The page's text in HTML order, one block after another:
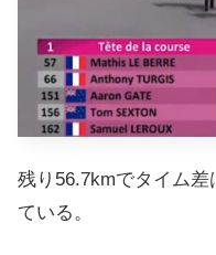
残り56.7kmでタイム
ている。